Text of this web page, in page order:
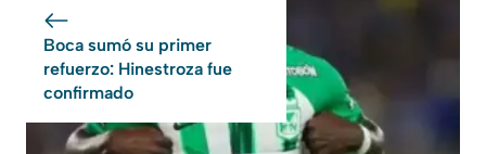
Boca sumó su primer
refuerzo: Hinestroza fue
confirmado